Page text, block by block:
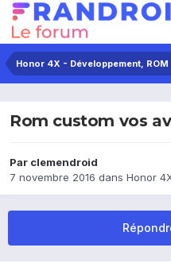
Honor 4X - Développement, ROM
Rom custom vos
Par clemendroid
7 novembre 2016 dans Honor